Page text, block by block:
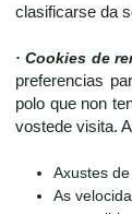
clasificarse da
· Cookies de
preferencias
polo que non
vostede visita.
Axustes
As